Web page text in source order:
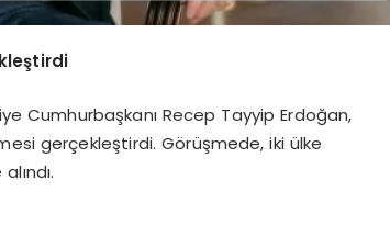
Cumhurbaşkanı Recep Tayyip Erdoğan,
gerçekleştirdi. Görüşmede, iki ülke